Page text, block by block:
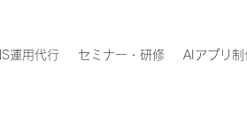
運用代行 セミナー・研修 AIアプリ制